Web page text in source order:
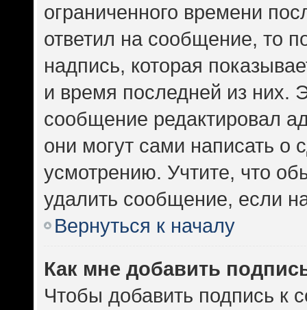
ограниченного времени
ответил на сообщение, то
надпись, которая
и время последней из них.
сообщение редактировал
они могут сами написать о
усмотрению. Учтите, что
удалить сообщение, если
Вернуться к началу
Как мне добавить
Чтобы добавить подпись